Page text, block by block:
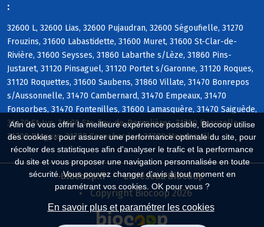
Afin de vous offrir la meilleure expérience possible, Biocoop utilise
des cookies : pour assurer une performance optimale du site, pour
récolter des statistiques afin d'analyser le trafic et la performance
du site et vous proposer une navigation personnalisée en toute
sécurité. Vous pouvez changer d'avis à tout moment en
paramétrant vos cookies. OK pour vous ?
En savoir plus et paramétrer les cookies
:
32600 L, 32600 Lias, 32600 Pujaudran, 32600 Ségoufielle, 31270
Frouzins, 31600 Labastidette, 31600 Muret, 31600 St-Clar-de-
Rivière, 31600 Seysses, 31860 Labarthe s/Lèze, 31860 Pins-
Justaret, 31120 Pinsaguel, 31120 Portet s/Garonne, 31120 Roques,
31120 Roquettes, 31600 Saubens, 31860 Villate, 31470 Bonrepos
s/Aussonnelle, 31470 Cambernard, 31470 Empeaux, 31470
Fonsorbes, 31470 Fontenilles, 31600 Lamasquère, 31470 Saiguède,
31470 St-Lys, 31470 Ste-Foy-de-Peyrolières, 31700 Beauzelle,
31700 Blagnac, 31700 Cornebarrieu, 31700 Mondonville
Biocoop.fr
Le réseau Biocoop
Copyright Biocoop 2026